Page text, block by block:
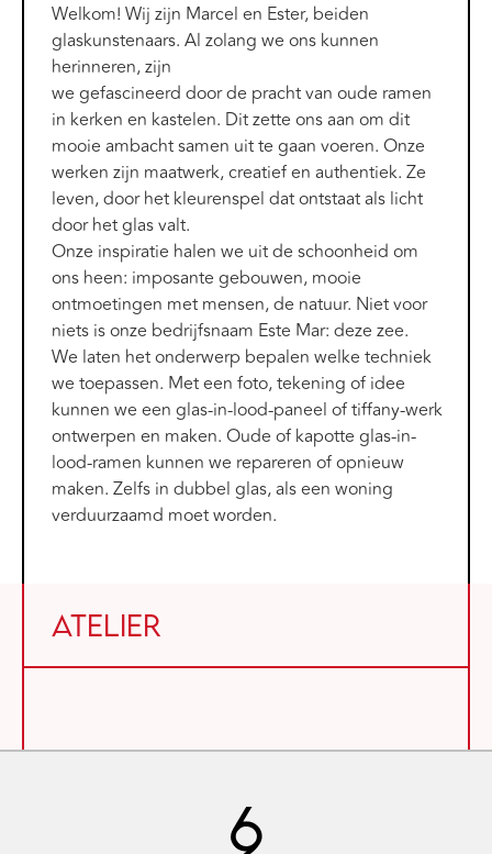
Welkom! Wij zijn Marcel en Ester, beiden
glaskunstenaars. Al zolang we ons kunnen
herinneren, zijn
we gefascineerd door de pracht van oude ramen
in kerken en kastelen. Dit zette ons aan om dit
mooie ambacht samen uit te gaan voeren. Onze
werken zijn maatwerk, creatief en authentiek. Ze
leven, door het kleurenspel dat ontstaat als licht
door het glas valt.
Onze inspiratie halen we uit de schoonheid om
ons heen: imposante gebouwen, mooie
ontmoetingen met mensen, de natuur. Niet voor
niets is onze bedrijfsnaam Este Mar: deze zee.
We laten het onderwerp bepalen welke techniek
we toepassen. Met een foto, tekening of idee
kunnen we een glas-in-lood-paneel of tiffany-werk
ontwerpen en maken. Oude of kapotte glas-in-
lood-ramen kunnen we repareren of opnieuw
maken. Zelfs in dubbel glas, als een woning
verduurzaamd moet worden.
Atelier